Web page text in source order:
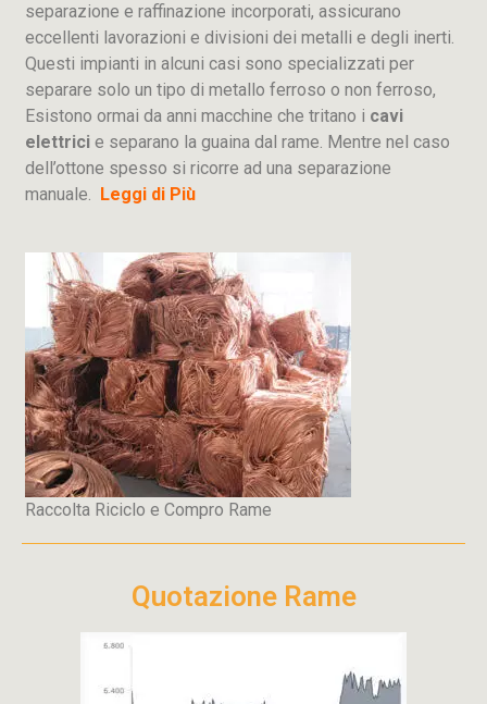
separazione e raffinazione incorporati, assicurano
eccellenti lavorazioni e divisioni dei metalli e degli inerti.
Questi impianti in alcuni casi sono specializzati per
separare solo un tipo di metallo ferroso o non ferroso,
Esistono ormai da anni macchine che tritano i cavi
elettrici e separano la guaina dal rame. Mentre nel caso
dell’ottone spesso si ricorre ad una separazione
manuale. Leggi di Più
Raccolta Riciclo e Compro Rame
Quotazione Rame